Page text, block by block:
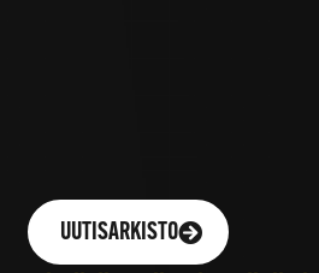
UUTISARKISTO